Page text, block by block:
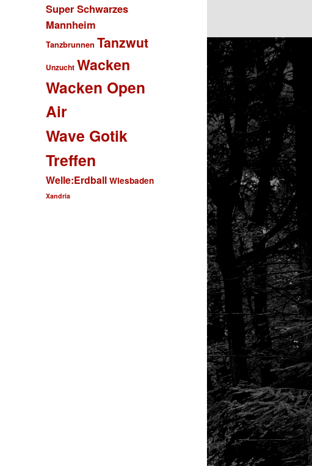
Super Schwarzes
Mannheim
Tanzbrunnen Tanzwut
Unzucht Wacken
Wacken Open
Air
Wave Gotik
Treffen
Welle:Erdball Wiesbaden
Xandria